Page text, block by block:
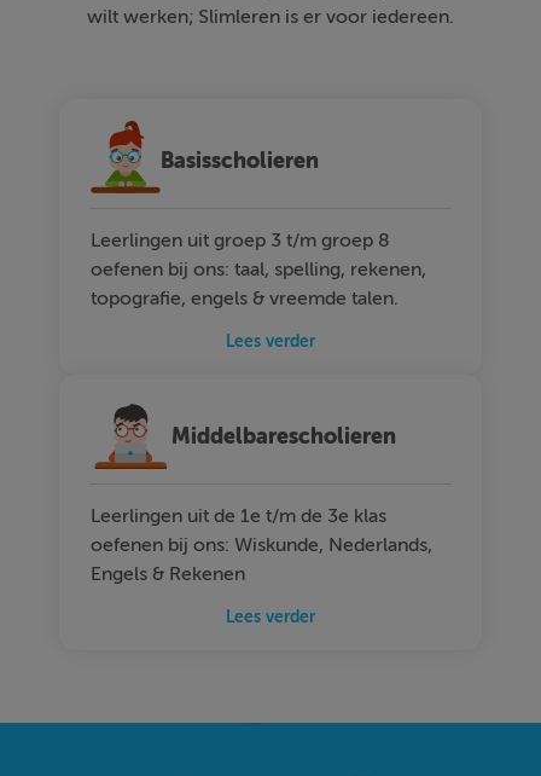
wilt werken; Slimleren is er voor iedereen.
Basisscholieren
Leerlingen uit groep 3 t/m groep 8
oefenen bij ons: taal, spelling, rekenen,
topografie, engels & vreemde talen.
Lees verder
Middelbarescholieren
Leerlingen uit de 1e t/m de 3e klas
oefenen bij ons: Wiskunde, Nederlands,
Engels & Rekenen
Lees verder